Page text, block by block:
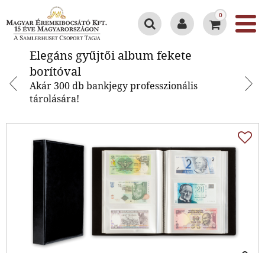
0
Elegáns gyűjtői album fekete
borítóval
Akár 300 db bankjegy professzionális
tárolására!
Elegáns gyűjtői album fekete
borítóval